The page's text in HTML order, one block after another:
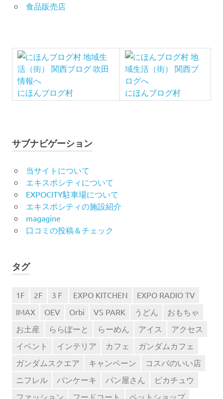
食品販売店
にほんブログ村 にほんブログ村
サブナビゲーション
当サイトについて
エキスポシティについて
EXPOCITY駐車場について
エキスポシティの施設紹介
magagine
口コミの投稿＆チェック
タグ
1F 2F 3Ｆ EXPO KITCHEN
EXPO RADIO TV
IMAX
OEV Orbi VS PARK うどん
おもちゃ
お土産
ららぽーと らーめん アイス
アクセス
イベント
インテリア カフェ
ガンダムカフェ
ガンダムスクエア
キャンペーン
コスパのいい店
ニフレル
パンケーキ パン屋さん
ピカチュウ
ファッション
フードコート ペットショップ